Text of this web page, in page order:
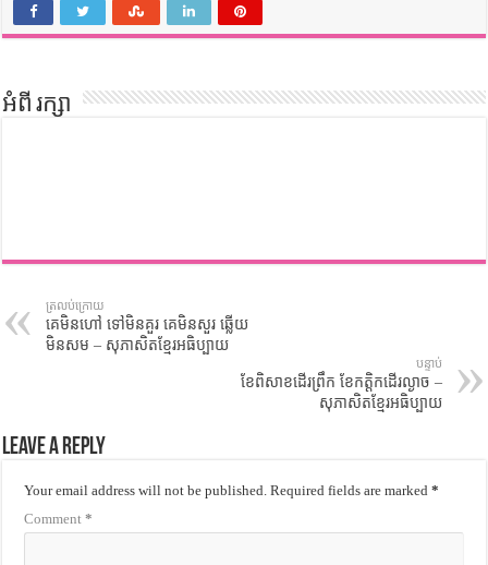
អំពី រក្សា
ត្រលប់ក្រោយ
គេមិនហៅ ទៅមិនគួរ គេមិនសួរ ឆ្លើយ
មិនសម – សុភាសិតខ្មែរអធិប្បាយ
បន្ទាប់
ខែពិសាខដើរព្រឹក ខែកត្តិកដើរល្ងាច –
សុភាសិតខ្មែរអធិប្បាយ
Leave a Reply
Your email address will not be published. Required fields are marked*
Comment*